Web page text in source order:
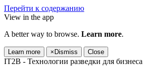
Перейти к содержанию
View in the app
A better way to browse. Learn more.
Learn more × Dismiss Close
IT2B - Технологии разведки для бизнеса